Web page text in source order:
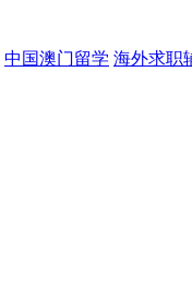
中国澳门留学 海外求职